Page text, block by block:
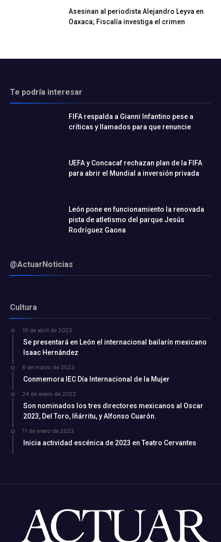
Asesinan al periodista Alejandro Leyva en
Oaxaca; Fiscalía investiga el crimen
Te podría interesar
FIFA respalda a Gianni Infantino pese a
críticas y llamados para que renuncie
UEFA y Concacaf rechazan plan de la FIFA
para abrir el Mundial a inversión privada
León pone en funcionamiento la renovada
pista de atletismo del parque Jesús
Rodríguez Gaona
@ActuarNoticias
Cultura
10 de abril de 2023
Se presentará en León el internacional bailarín mexicano
Isaac Hernández
6 de marzo de 2023
Conmemora IEC Día Internacional de la Mujer
24 de enero de 2023
Son nominados los tres directores mexicanos al Oscar
2023, Del Toro, Iñárritu, y Alfonso Cuarón.
11 de enero de 2023
Inicia actividad escénica de 2023 en Teatro Cervantes